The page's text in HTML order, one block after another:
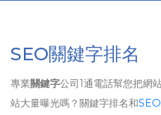
SEO關鍵字排名
專業關鍵字公司1通電話幫您把網
站大量曝光嗎？關鍵字排名和SEO